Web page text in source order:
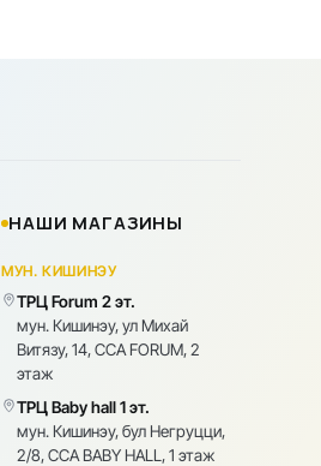
НАШИ МАГАЗИНЫ
МУН. КИШИНЭУ
ТРЦ Forum 2 эт.
мун. Кишинэу, ул Михай
Витязу, 14, CCA FORUM, 2
этаж
ТРЦ Baby hall 1 эт.
мун. Кишинэу, бул Негруцци,
2/8, CCA BABY HALL, 1 этаж